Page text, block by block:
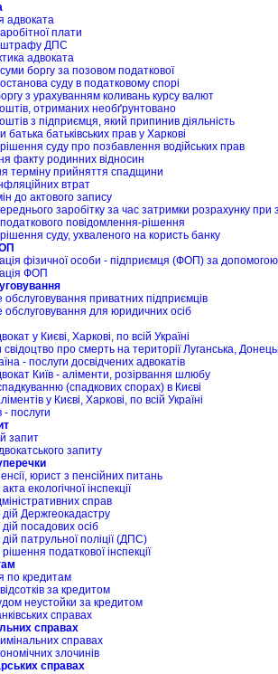
адвоката
плати
штрафу ДПС
адвоката
боргу за позовом податкової
суду в податковому спорі
з урахуванням коливань курсу валют
отриманих необґрунтовано
з підприємця, який припинив діяльність
батька батьківських прав у Харкові
суду про позбавлення водійських прав
факту родинних відносин
терміну прийняття спадщини
втрат
до актового запису
заробітку за час затримки розрахунку при
повідомлення-рішення
суду, ухваленого на користь банку
фізичної особи - підприємця (ФОП) за
ФОП
обслуговування приватних підприємців
обслуговування для юридичних осіб
у Києві, Харкові, по всій Україні
про смерть на території Луганська,
- послуги досвідчених адвокатів
Київ - аліменти, розірвання шлюбу
(спадкових спорах) в Києві
у Києві, Харкові, по всій Україні
- послуги
запит
запиту
юрист з пенсійних питань
екологічної інспекції
справ
Держгеокадастру
посадових осіб
патрульної поліції (ДПС)
податкової інспекції
по кредитам
за кредитом
неустойки за кредитом
справах
справах
справах
злочинів
справах